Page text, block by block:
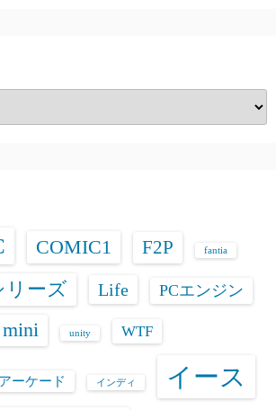
COMIC1 F2P fantia
リーズ Life PCエンジン
unity WTF
アーケード インディ イース